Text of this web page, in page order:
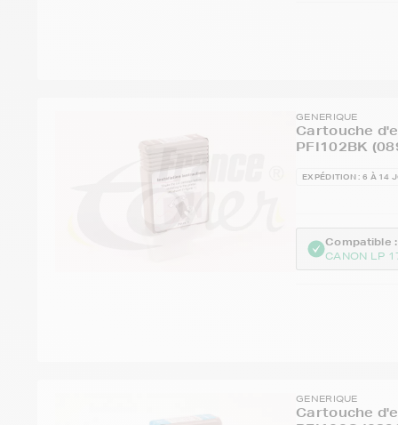
GENERIQUE
Cartouche
PFI102BK
EXPÉDITION : 6 À 14
Compatible :
CANON LP
GENERIQUE
Cartouche